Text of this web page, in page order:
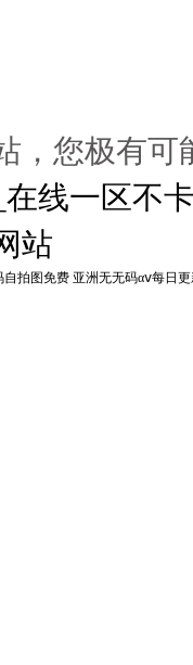
，您极有
线一区不
站
自拍图免费 亚洲无无码αⅴ每日